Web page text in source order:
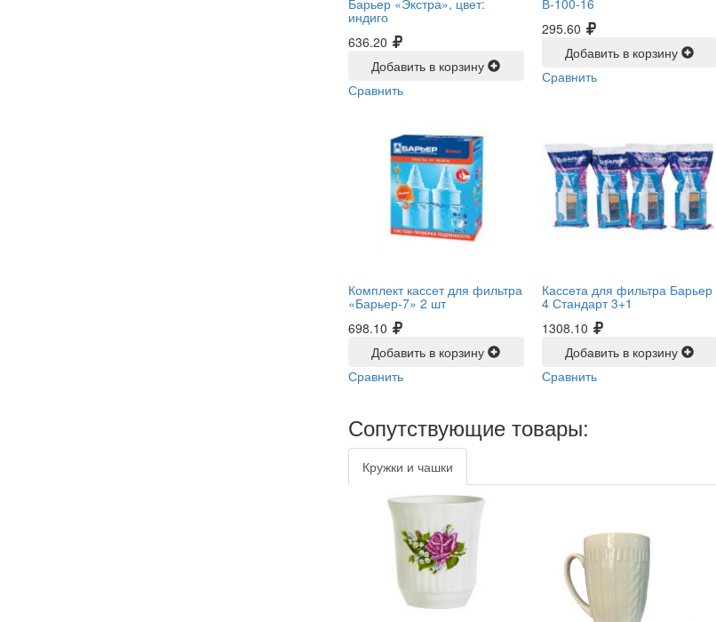
Барьер «Экстра», цвет:
индиго
636.20
Добавить в корзину
Сравнить
В-100-16
295.60
Добавить в корзину
Сравнить
Комплект кассет для фильтра
«Барьер-7» 2 шт
698.10
Добавить в корзину
Сравнить
Кассета для фильтра Барьер
4 Стандарт 3+1
1308.10
Добавить в корзину
Сравнить
Сопутствующие товары:
Кружки и чашки